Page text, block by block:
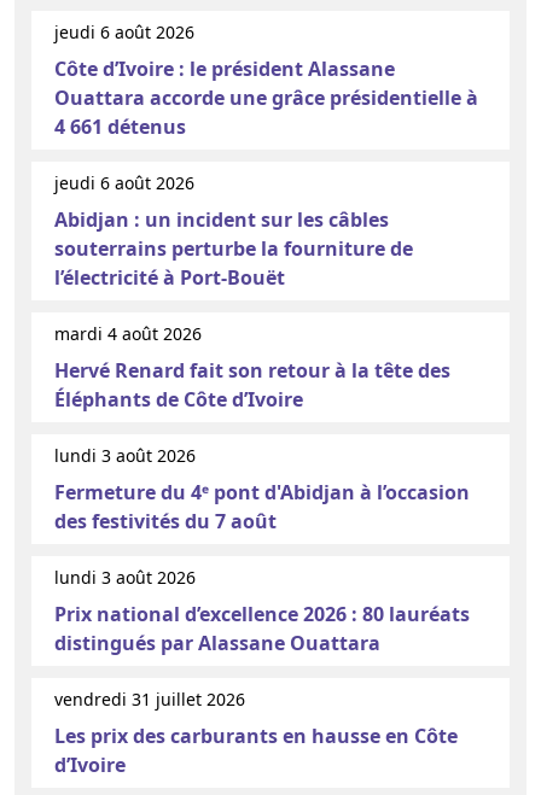
jeudi 6 août 2026
Côte d’Ivoire : le président Alassane
Ouattara accorde une grâce présidentielle à
4 661 détenus
jeudi 6 août 2026
Abidjan : un incident sur les câbles
souterrains perturbe la fourniture de
l’électricité à Port-Bouët
mardi 4 août 2026
Hervé Renard fait son retour à la tête des
Éléphants de Côte d’Ivoire
lundi 3 août 2026
Fermeture du 4ᵉ pont d'Abidjan à l’occasion
des festivités du 7 août
lundi 3 août 2026
Prix national d’excellence 2026 : 80 lauréats
distingués par Alassane Ouattara
vendredi 31 juillet 2026
Les prix des carburants en hausse en Côte
d’Ivoire